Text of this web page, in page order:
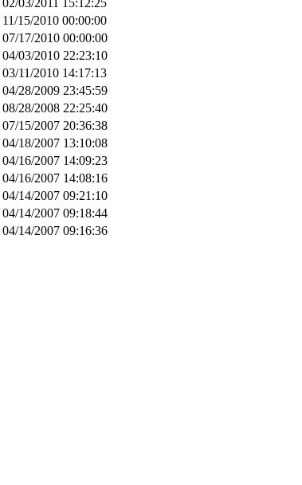
02/03/2011 15:12:25
11/15/2010 00:00:00
07/17/2010 00:00:00
04/03/2010 22:23:10
03/11/2010 14:17:13
04/28/2009 23:45:59
08/28/2008 22:25:40
07/15/2007 20:36:38
04/18/2007 13:10:08
04/16/2007 14:09:23
04/16/2007 14:08:16
04/14/2007 09:21:10
04/14/2007 09:18:44
04/14/2007 09:16:36